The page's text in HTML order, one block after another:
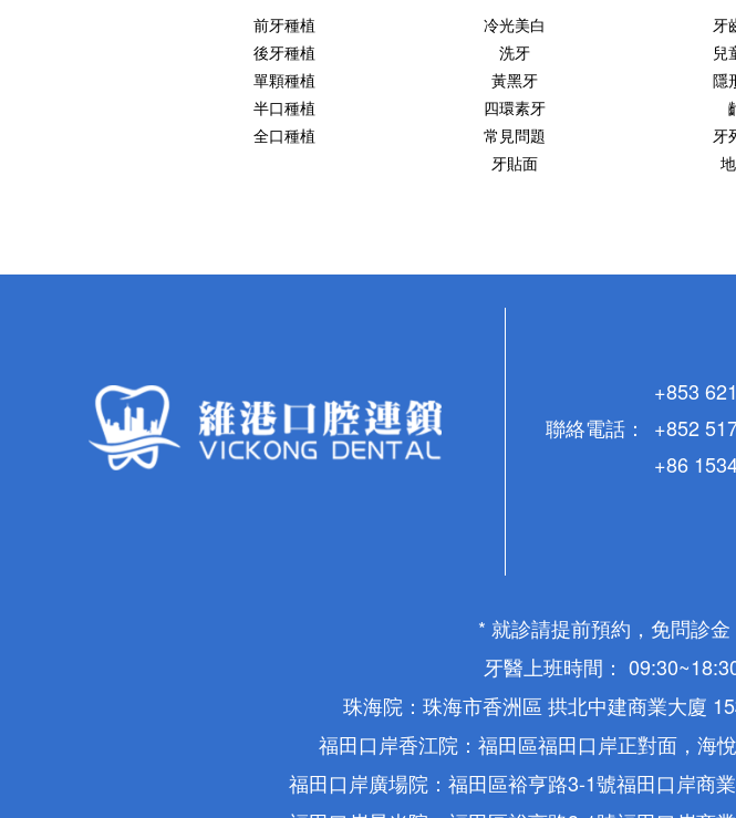
前牙種植
後牙種植
單顆種植
半口種植
全口種植
冷光美白
洗牙
黃黑牙
四環素牙
常見問題
牙貼面
牙
兒
隱
牙
聯絡電話：
+853
+852
+86
* 就診請提前預約，免問診
牙醫上班時間：
珠海院：珠海市香洲區 拱北中建商業大廈
福田口岸香江院：福田區福田口岸正對面，海
福田口岸廣場院：福田區裕亨路3-1號福田口岸商